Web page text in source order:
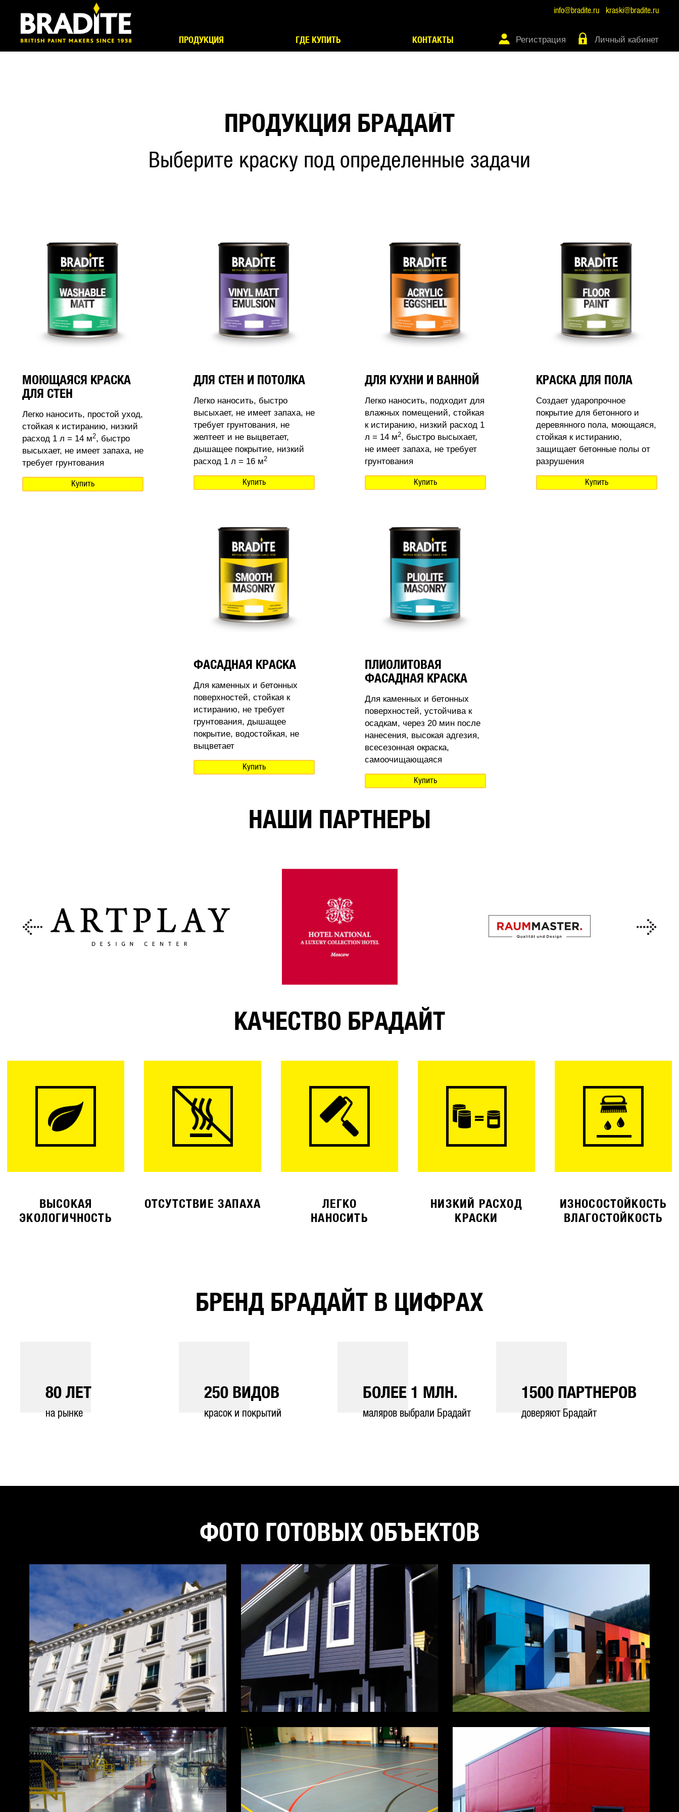
info@bradite.ru kraski@bradite.ru
ПРОДУКЦИЯ ГДЕ КУПИТЬ КОНТАКТЫ Регистрация Личный кабинет
ПРОДУКЦИЯ БРАДАЙТ
Выберите краску под определенные задачи
МОЮЩАЯСЯ КРАСКА
ДЛЯ СТЕН
Легко наносить, простой уход,
стойкая к истиранию, низкий
расход 1 л = 14 м2, быстро
высыхает, не имеет запаха, не
требует грунтования
Купить
ДЛЯ СТЕН И ПОТОЛКА
Легко наносить, быстро
высыхает, не имеет запаха, не
требует грунтования, не
желтеет и не выцветает,
дышащее покрытие, низкий
расход 1 л = 16 м2
Купить
ДЛЯ КУХНИ И ВАННОЙ
Легко наносить, подходит для
влажных помещений, стойкая
к истиранию, низкий расход 1
л = 14 м2, быстро высыхает,
не имеет запаха, не требует
грунтования
Купить
КРАСКА ДЛЯ ПОЛА
Создает ударопрочное
покрытие для бетонного и
деревянного пола, моющаяся,
стойкая к истиранию,
защищает бетонные полы от
разрушения
Купить
ФАСАДНАЯ КРАСКА
Для каменных и бетонных
поверхностей, стойкая к
истиранию, не требует
грунтования, дышащее
покрытие, водостойкая, не
выцветает
Купить
ПЛИОЛИТОВАЯ
ФАСАДНАЯ КРАСКА
Для каменных и бетонных
поверхностей, устойчива к
осадкам, через 20 мин после
нанесения, высокая адгезия,
всесезонная окраска,
самоочищающаяся
Купить
НАШИ ПАРТНЕРЫ
Previous
КАЧЕСТВО БРАДАЙТ
ВЫСОКАЯ
ЭКОЛОГИЧНОСТЬ
ОТСУТСТВИЕ ЗАПАХА
ЛЕГКО
НАНОСИТЬ
НИЗКИЙ РАСХОД
КРАСКИ
ИЗНОСОСТОЙКОСТЬ
ВЛАГОСТОЙКОСТЬ
БРЕНД БРАДАЙТ В ЦИФРАХ
80 ЛЕТ
на рынке
250 ВИДОВ
красок и покрытий
БОЛЕЕ 1 МЛН.
маляров выбрали Брадайт
1500 ПАРТНЕРОВ
доверяют Брадайт
ФОТО ГОТОВЫХ ОБЪЕКТОВ